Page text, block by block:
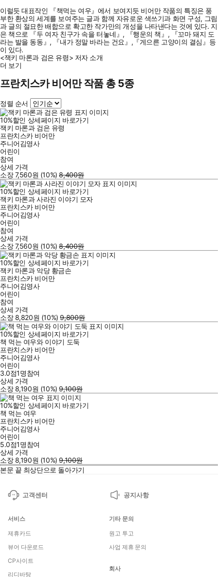
이럴듯 대표작인 『책먹는 여우』에서 보여지듯 비어만 작품의 특징은 풍
부한 환상의 세계를 보여주는 글과 함께 자유로운 색쓰기과 화면 구성, 그림
과 글의 절묘한 배합으로 확고한 작가만의 개성을 나타낸다는 것에 있다. 지
은 책으로 『두 여자 친구가 속을 터놓네』, 『행운의 책』, 『꼬마 돼지 도
라는 발을 동동』, 『내가 정말 바라는 건요』,『게으른 고양이의 결심』등
이 있다.
<잭키 마론과 검은 유령> 저자 소개
더 보기
프란치스카 비어만 작품 총 5종
정렬 순서
10%할인 상세페이지 바로가기
잭키 마론과 검은 유령
프란치스카 비어만
주니어김영사
어린이
참여
상세 가격
소장7,560원 (10%) 8,400원
10%할인 상세페이지 바로가기
잭키 마론과 사라진 이야기 모자
프란치스카 비어만
주니어김영사
어린이
참여
상세 가격
소장7,560원 (10%) 8,400원
10%할인 상세페이지 바로가기
잭키 마론과 악당 황금손
프란치스카 비어만
주니어김영사
어린이
참여
상세 가격
소장 8,820원 (10%) 9,800원
10%할인 상세페이지 바로가기
책 먹는 여우와 이야기 도둑
프란치스카 비어만
주니어김영사
어린이
3.0점1명참여
상세 가격
소장 8,190원 (10%) 9,100원
10%할인 상세페이지 바로가기
책 먹는 여우
프란치스카 비어만
주니어김영사
어린이
5.0점1명참여
상세 가격
소장 8,190원 (10%) 9,100원
본문 끝 최상단으로 돌아가기
고객센터 공지사항
서비스
제휴카드
뷰어 다운로드
CP사이트
리디바탕
기타 문의
원고 투고
사업 제휴 문의
회사